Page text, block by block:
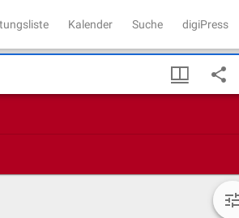
Kalender Suche digiPress